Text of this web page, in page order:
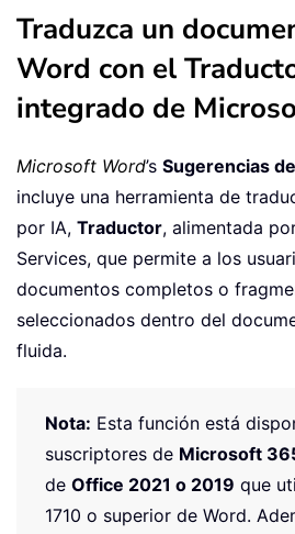
Traduzca un
Word con el
integrado de
Microsoft Word’s Sugerencias
incluye una herramienta de
por IA, Traductor, alimentada
Services, que permite a los
documentos completos o
seleccionados dentro del
fluida.
Nota: Esta función está
suscriptores de Microsoft
de Office 2021 o 2019 que
1710 o superior de Word.